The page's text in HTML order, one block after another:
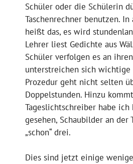
Schüler oder die Schülerin
Taschenrechner benutzen. In
heißt das, es wird
Lehrer liest Gedichte aus
Schüler verfolgen es an
unterstreichen sich wichtige
Prozedur geht nicht selten
Doppelstunden. Hinzu
Tageslichtschreiber habe
gesehen, Schaubilder an der
„schon“ drei.
Dies sind jetzt einige